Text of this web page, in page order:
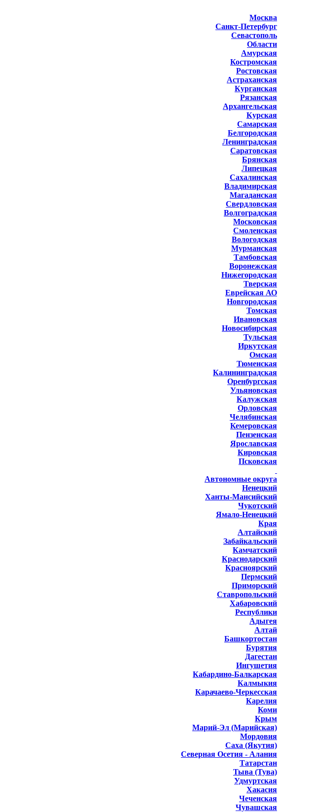
Москва
Санкт-Петербург
Севастополь
Области
Амурская
Костромская
Ростовская
Астраханская
Курганская
Рязанская
Архангельская
Курская
Самарская
Белгородская
Ленинградская
Саратовская
Брянская
Липецкая
Сахалинская
Владимирская
Магаданская
Свердловская
Волгоградская
Московская
Смоленская
Вологодская
Мурманская
Тамбовская
Воронежская
Нижегородская
Тверская
Еврейская АО
Новгородская
Томская
Ивановская
Новосибирская
Тульская
Иркутская
Омская
Тюменская
Калининградская
Оренбургская
Ульяновская
Калужская
Орловская
Челябинская
Кемеровская
Пензенская
Ярославская
Кировская
Псковская
Автономные округа
Ненецкий
Ханты-Мансийский
Чукотский
Ямало-Ненецкий
Края
Алтайский
Забайкальский
Камчатский
Краснодарский
Красноярский
Пермский
Приморский
Ставропольский
Хабаровский
Республики
Адыгея
Алтай
Башкортостан
Бурятия
Дагестан
Ингушетия
Кабардино-Балкарская
Калмыкия
Карачаево-Черкесская
Карелия
Коми
Крым
Марий-Эл (Марийская)
Мордовия
Саха (Якутия)
Северная Осетия - Алания
Татарстан
Тыва (Тува)
Удмуртская
Хакасия
Чеченская
Чувашская